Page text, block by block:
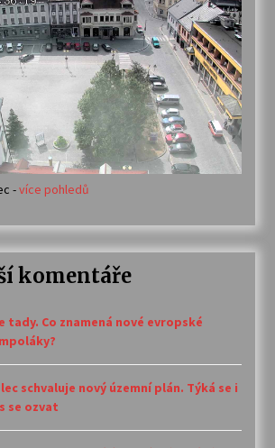
-více pohledů
komentáře
tady. Co znamená nové evropské
schvaluje nový územní plán. Týká se i
se ozvat